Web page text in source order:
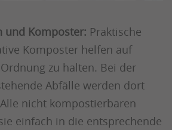
und Komposter: Praktische
Komposter helfen auf
zu halten. Bei der
Abfälle werden dort
nicht kompostierbaren
einfach in die entsprechende